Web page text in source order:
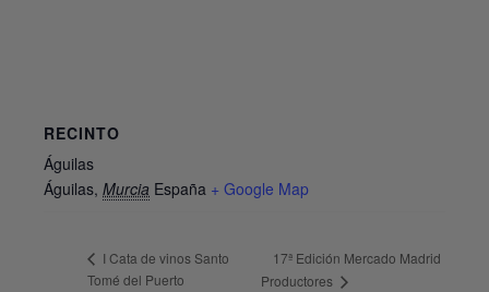
RECINTO
Águilas
Águilas, Murcia España + Google Map
I Cata de vinos Santo
Tomé del Puerto
17ª Edición Mercado Madrid
Productores